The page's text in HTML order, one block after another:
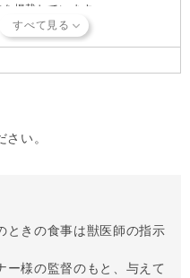
掲載しています
い。
きの食事は獣医師の指示
様の監督のもと、与えて